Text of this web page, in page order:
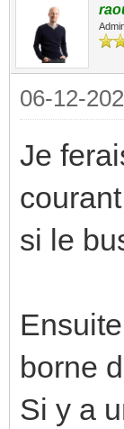
06-12-
Je
si le
borne
Si y a